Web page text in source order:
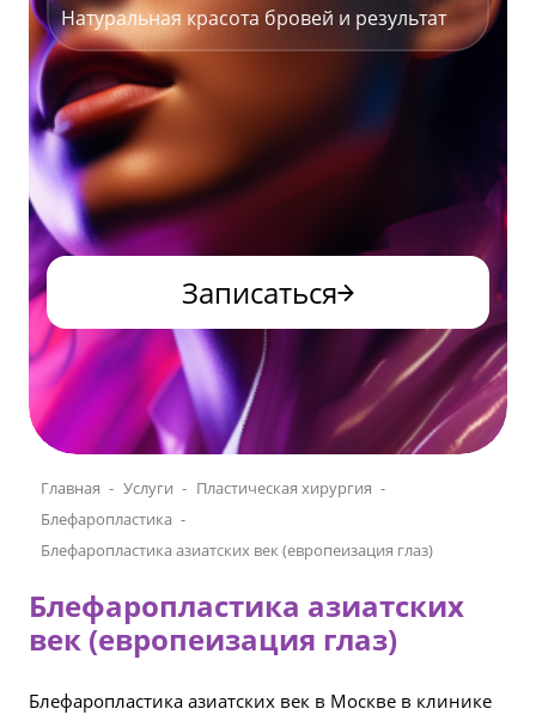
Натуральная красота бровей и результат
Записаться
Главная Услуги
Пластическая хирургия
Блефаропластика
Блефаропластика азиатских век (европеизация глаз)
Блефаропластика азиатских
век (европеизация глаз)
Блефаропластика азиатских век в Москве в клинике